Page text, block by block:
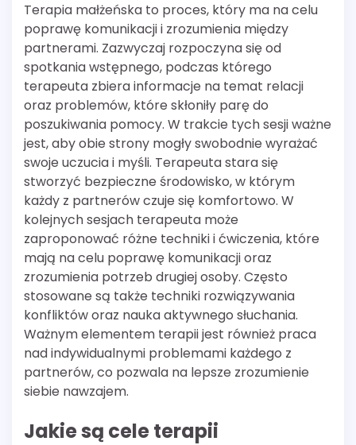
Terapia małżeńska to proces, który ma na celu
poprawę komunikacji i zrozumienia między
partnerami. Zazwyczaj rozpoczyna się od
spotkania wstępnego, podczas którego
terapeuta zbiera informacje na temat relacji
oraz problemów, które skłoniły parę do
poszukiwania pomocy. W trakcie tych sesji ważne
jest, aby obie strony mogły swobodnie wyrażać
swoje uczucia i myśli. Terapeuta stara się
stworzyć bezpieczne środowisko, w którym
każdy z partnerów czuje się komfortowo. W
kolejnych sesjach terapeuta może
zaproponować różne techniki i ćwiczenia, które
mają na celu poprawę komunikacji oraz
zrozumienia potrzeb drugiej osoby. Często
stosowane są także techniki rozwiązywania
konfliktów oraz nauka aktywnego słuchania.
Ważnym elementem terapii jest również praca
nad indywidualnymi problemami każdego z
partnerów, co pozwala na lepsze zrozumienie
siebie nawzajem.
Jakie są cele terapii